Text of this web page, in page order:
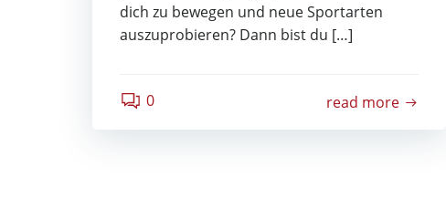
dich zu bewegen und neue Sportarten
auszuprobieren? Dann bist du […]
0 read more